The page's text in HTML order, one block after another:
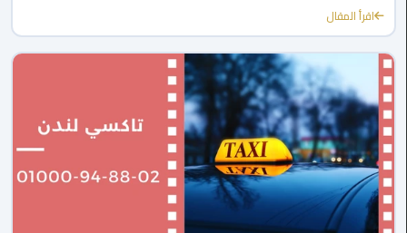
البحيرة
ليموزين
بلطيم
ليموزين
بورسعيد
ليموزين
الشرقية
اقرأ المقال